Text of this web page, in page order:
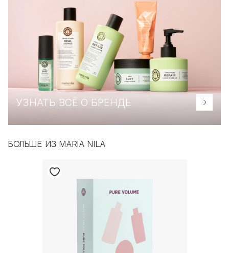
УЗНАТЬ ВСЁ О БРЕНДЕ
БОЛЬШЕ ИЗ MARIA NILA